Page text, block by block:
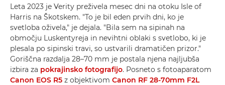
Leta 2023 je Verity preživela mesec dni na otoku Isle of
Harris na Škotskem. "To je bil eden prvih dni, ko je
svetloba oživela," je dejala. "Bila sem na sipinah na
območju Luskentyreja in nevihtni oblaki s svetlobo, ki je
plesala po sipinski travi, so ustvarili dramatičen prizor."
Goriščna razdalja 28–70 mm je postala njena najljubša
izbira za pokrajinsko fotografijo. Posneto s fotoaparatom
Canon EOS R5 z objektivom Canon RF 28-70mm F2L